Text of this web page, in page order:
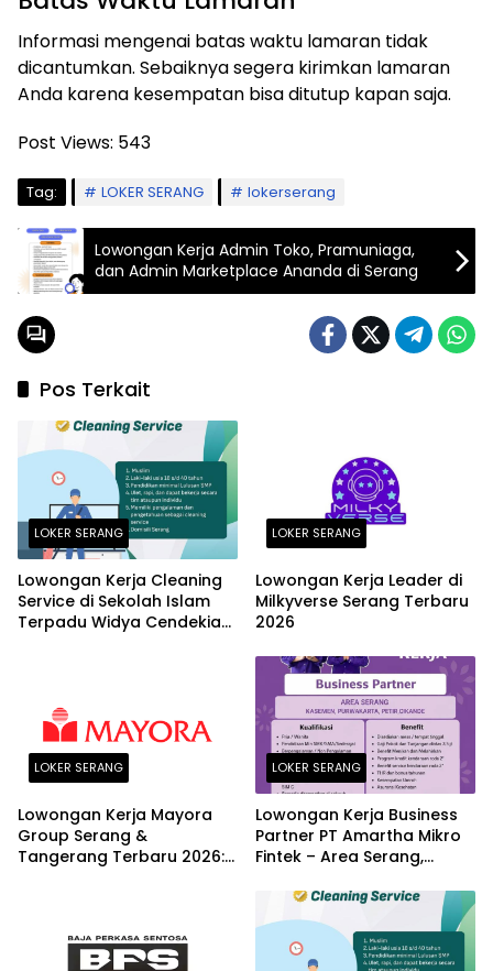
Informasi mengenai batas waktu lamaran tidak
dicantumkan. Sebaiknya segera kirimkan lamaran
Anda karena kesempatan bisa ditutup kapan saja.
Post Views: 543
Tag: LOKER SERANG lokerserang
Lowongan Kerja Admin Toko, Pramuniaga,
dan Admin Marketplace Ananda di Serang
Pos Terkait
LOKER SERANG
Lowongan Kerja Cleaning
Service di Sekolah Islam
Terpadu Widya Cendekia
LOKER SERANG
Lowongan Kerja Leader di
Milkyverse Serang Terbaru
2026
LOKER SERANG
Lowongan Kerja Mayora
Group Serang &
Tangerang Terbaru 2026:
LOKER SERANG
Lowongan Kerja Business
Partner PT Amartha Mikro
Fintek – Area Serang,
Petir, Cikande Terbaru
2026